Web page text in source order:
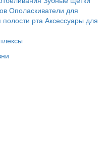
Ополаскиватели для
рта Аксессуары для